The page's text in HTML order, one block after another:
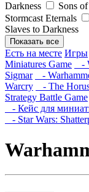
Darkness
Sons
Stormcast Eternals
Slaves to Darkness
Показать все
Есть на месте Игры
Miniatures Game
-
Sigmar
-
Warcry
- The
Strategy Battle Game
- Кейс для
- Star Wars: